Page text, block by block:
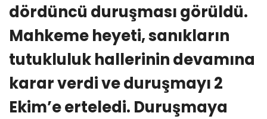
dördüncü duruşması görüldü.
Mahkeme heyeti, sanıkların
tutukluluk hallerinin devamına
karar verdi ve duruşmayı 2
Ekim’e erteledi. Duruşmaya